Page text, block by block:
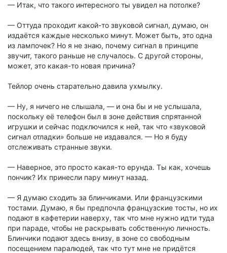
— Итак, что такого интересного ты увидел на потолке?
— Оттуда проходит какой-то звуковой сигнал, думаю, он
издаётся каждые несколько минут. Может быть, это одна
из лампочек? Но я не знаю, почему сигнал в принципе
звучит, такого раньше не случалось. С другой стороны,
может, это какая-то новая причина?
Тейлор очень старательно давила ухмылку.
— Ну, я ничего не слышала, — и она бы и не услышала,
поскольку её телефон был в зоне действия спрятанной
игрушки и сейчас подключился к ней, так что «звуковой
сигнал отладки» больше не издавался. — Но я буду
отслеживать странные звуки.
— Наверное, это просто какая-то ерунда. Ты как, хочешь
пончик? Их принесли пару минут назад.
— Я думаю сходить за блинчиками. Или французскими
тостами. Думаю, я бы предпочла французские тосты, но их
подают в кафетерии наверху, так что мне нужно идти туда
при параде, чтобы не раскрывать собственную личность.
Блинчики подают здесь внизу, в зоне со свободным
посещением паралюдей, так что тут мне не придётся